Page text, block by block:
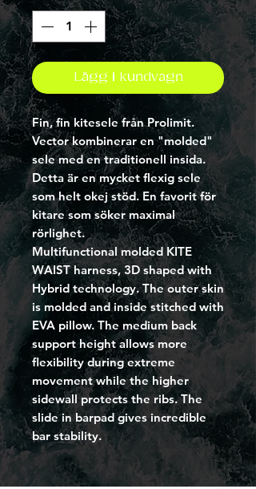
Lägg i kundvagn
Fin, fin kitesele från Prolimit.
Vector kombinerar en "molded"
sele med en traditionell insida.
Detta är en mycket flexig sele
som helt okej stöd. En favorit för
kitare som söker maximal
rörlighet.
Multifunctional molded KITE
WAIST harness, 3D shaped with
Hybrid technology. The outer skin
is molded and inside stitched with
EVA pillow. The medium back
support height allows more
ﬂexibility during extreme
movement while the higher
sidewall protects the ribs. The
slide in barpad gives incredible
bar stability.